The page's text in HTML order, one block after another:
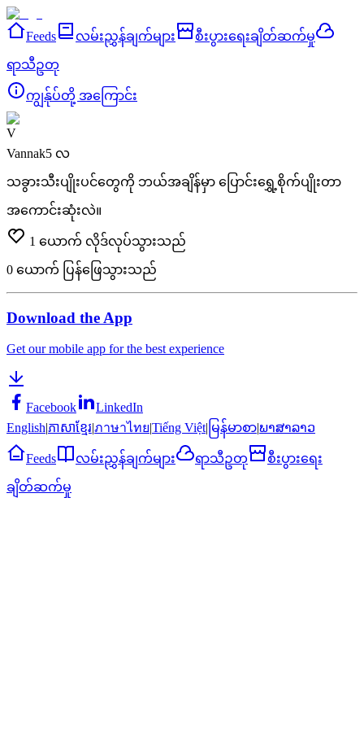
Feeds လမ်းညွှန်ချက်များ စီးပွားရေးချိတ်ဆက်မှု
ရာသီဥတု
ကျွန်ုပ်တို့ အကြောင်း
V
Vannak5 လ
သခွားသီးပျိုးပင်တွေကို ဘယ်အချိန်မှာ ပြောင်းရွှေ့စိုက်ပျိုးတာ
အကောင်းဆုံးလဲ။
1 ယောက် လိုဒ်လုပ်သွားသည်
0 ယောက် ပြန်ဖြေသွားသည်
Download the App
Get our mobile app for the best experience
Facebook
LinkedIn
English|ភាសាខ្មែរ|ภาษาไทย|Tiếng Việt| မြန်မာစာ|ພາສາລາວ
Feeds လမ်းညွှန်ချက်များ ရာသီဥတု စီးပွားရေး
ချိတ်ဆက်မှု